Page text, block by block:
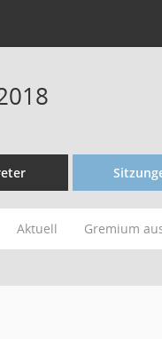
Aktuell Gremium